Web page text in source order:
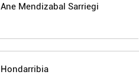
Ane Mendizabal Sarriegi
Hondarribia